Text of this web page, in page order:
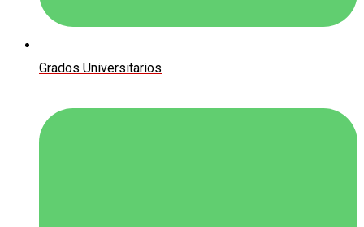
Grados Universitarios